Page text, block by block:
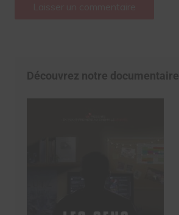
Découvrez notre documentaire